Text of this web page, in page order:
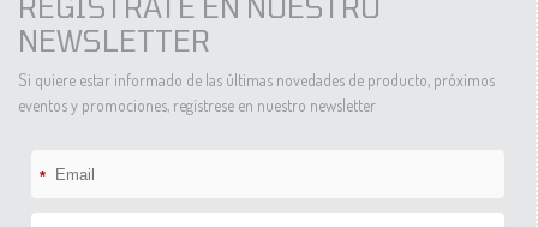
REGÍSTRATE EN NUESTRO
NEWSLETTER
Si quiere estar informado de las últimas novedades de producto, próximos
eventos y promociones, regístrese en nuestro newsletter
*